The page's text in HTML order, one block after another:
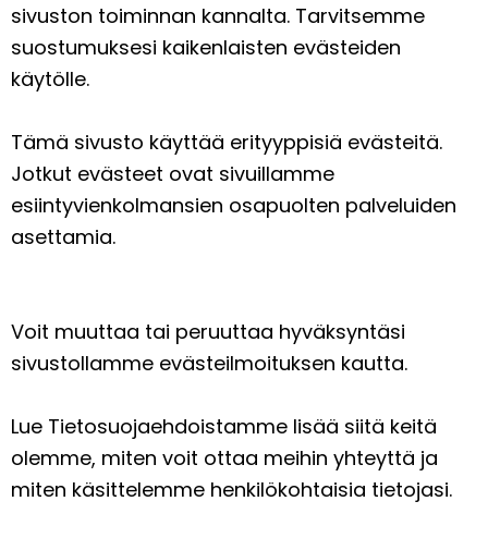
sivuston toiminnan kannalta. Tarvitsemme
suostumuksesi kaikenlaisten evästeiden
käytölle.
Tämä sivusto käyttää erityyppisiä evästeitä.
Jotkut evästeet ovat sivuillamme
esiintyvienkolmansien osapuolten palveluiden
asettamia.
Voit muuttaa tai peruuttaa hyväksyntäsi
sivustollamme evästeilmoituksen kautta.
Lue Tietosuojaehdoistamme lisää siitä keitä
olemme, miten voit ottaa meihin yhteyttä ja
miten käsittelemme henkilökohtaisia tietojasi.